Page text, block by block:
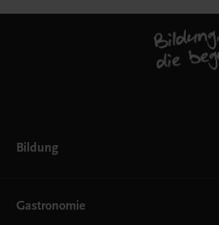
Bildung
AHS
Gastronomie